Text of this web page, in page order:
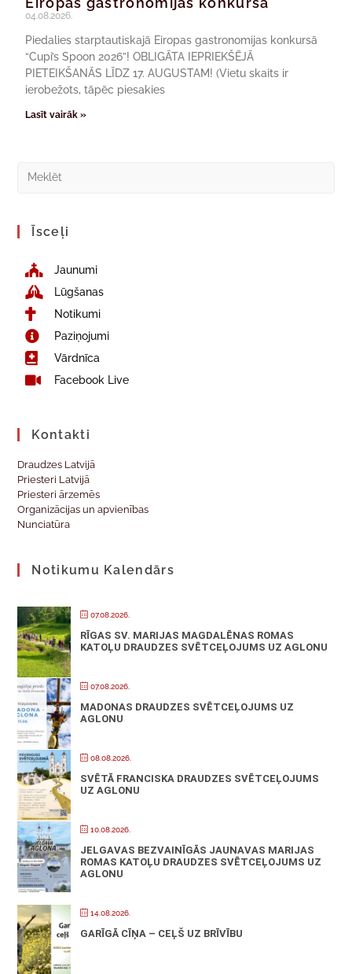
04.08.2026.
Piedalies starptautiskajā Eiropas gastronomijas konkursā
“Cupi’s Spoon 2026”! OBLIGĀTA IEPRIEKŠĒJĀ
PIETEIKŠANĀS LĪDZ 17. AUGUSTAM! (Vietu skaits ir
ierobežots, tāpēc piesakies
Lasīt vairāk »
Īsceļi
Jaunumi
Lūgšanas
Notikumi
Paziņojumi
Vārdnīca
Facebook Live
Kontakti
Draudzes Latvijā
Priesteri Latvijā
Priesteri ārzemēs
Organizācijas un apvienības
Nunciatūra
Notikumu Kalendārs
07.08.2026.
RĪGAS SV. MARIJAS MAGDALĒNAS ROMAS
KATOĻU DRAUDZES SVĒTCEĻOJUMS UZ AGLONU
07.08.2026.
MADONAS DRAUDZES SVĒTCEĻOJUMS UZ
AGLONU
08.08.2026.
SVĒTĀ FRANCISKA DRAUDZES SVĒTCEĻOJUMS
UZ AGLONU
10.08.2026.
JELGAVAS BEZVAINĪGĀS JAUNAVAS MARIJAS
ROMAS KATOĻU DRAUDZES SVĒTCEĻOJUMS UZ
AGLONU
14.08.2026.
GARĪGĀ CĪŅA – CEĻŠ UZ BRĪVĪBU